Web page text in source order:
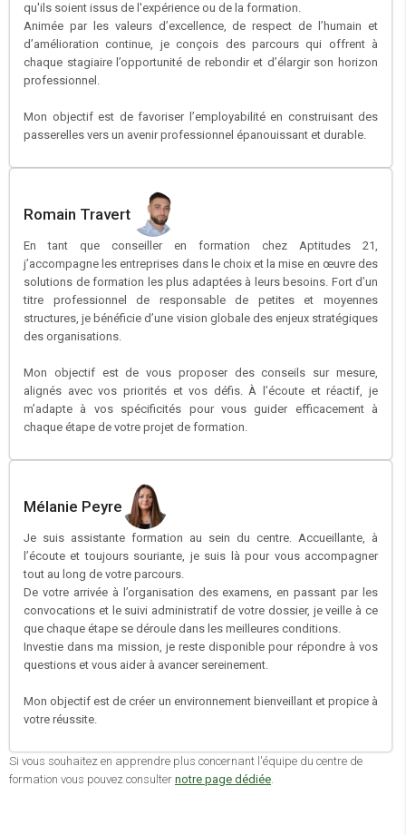
qu'ils soient issus de l'expérience ou de la formation.
Animée par les valeurs d’excellence, de respect de l’humain et
d’amélioration continue, je conçois des parcours qui offrent à
chaque stagiaire l’opportunité de rebondir et d’élargir son horizon
professionnel.
Mon objectif est de favoriser l’employabilité en construisant des
passerelles vers un avenir professionnel épanouissant et durable.
Romain Travert
En tant que conseiller en formation chez Aptitudes 21,
j’accompagne les entreprises dans le choix et la mise en œuvre des
solutions de formation les plus adaptées à leurs besoins. Fort d’un
titre professionnel de responsable de petites et moyennes
structures, je bénéficie d’une vision globale des enjeux stratégiques
des organisations.
Mon objectif est de vous proposer des conseils sur mesure,
alignés avec vos priorités et vos défis. À l’écoute et réactif, je
m’adapte à vos spécificités pour vous guider efficacement à
chaque étape de votre projet de formation.
Mélanie Peyre
Je suis assistante formation au sein du centre. Accueillante, à
l’écoute et toujours souriante, je suis là pour vous accompagner
tout au long de votre parcours.
De votre arrivée à l’organisation des examens, en passant par les
convocations et le suivi administratif de votre dossier, je veille à ce
que chaque étape se déroule dans les meilleures conditions.
Investie dans ma mission, je reste disponible pour répondre à vos
questions et vous aider à avancer sereinement.
Mon objectif est de créer un environnement bienveillant et propice à
votre réussite.
Si vous souhaitez en apprendre plus concernant l'équipe du centre de
formation vous pouvez consulter notre page dédiée.